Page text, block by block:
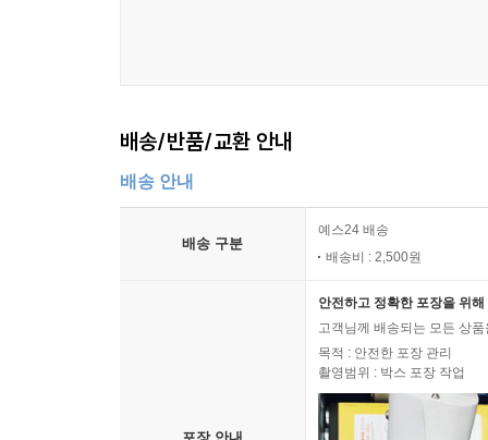
배송/반품/교환 안내
배송 안내
배송 구분
예스24 배송
배송비 : 2,500원
안전하고 정확한 포장을 위
고객님께 배송되는 모든 상
목적 : 안전한 포장 관리
촬영범위 : 박스 포장 작업